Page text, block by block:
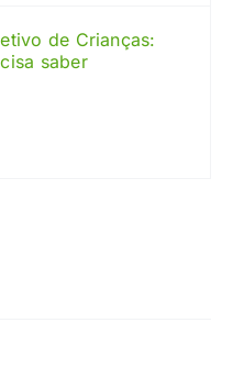
de Crianças:
saber